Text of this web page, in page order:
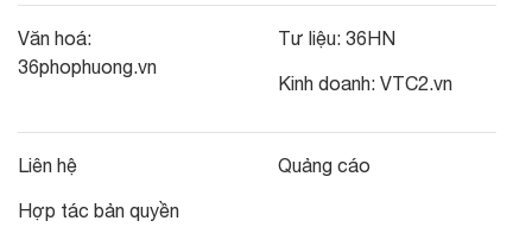
Văn hoá:
36phophuong.vn
Tư liệu: 36HN
Kinh doanh: VTC2.vn
Liên hệ
Hợp tác bản quyền
Quảng cáo